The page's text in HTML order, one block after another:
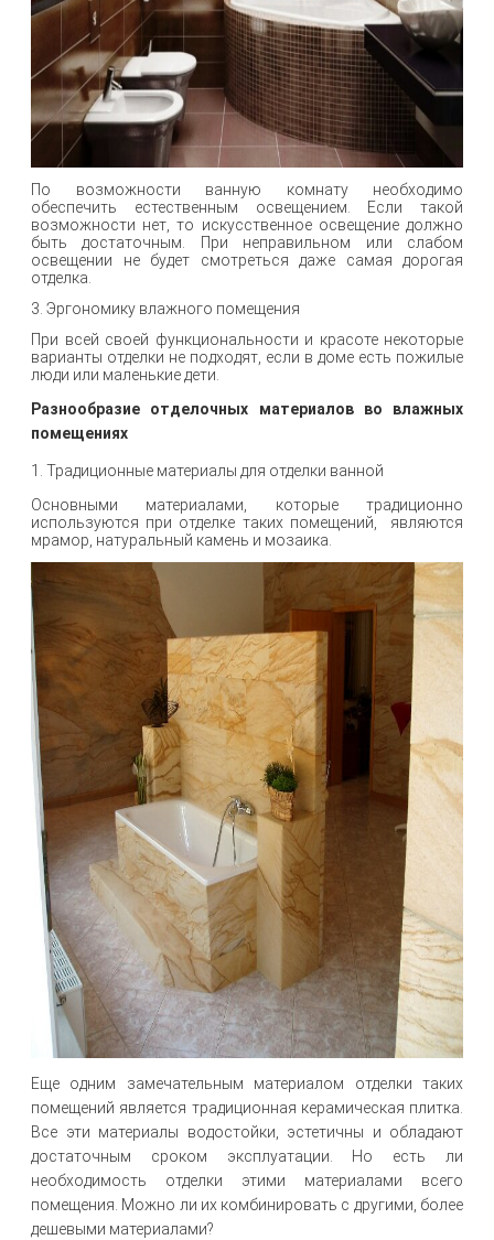
По возможности ванную комнату необходимо
обеспечить естественным освещением. Если такой
возможности нет, то искусственное освещение должно
быть достаточным. При неправильном или слабом
освещении не будет смотреться даже самая дорогая
отделка.
3. Эргономику влажного помещения
При всей своей функциональности и красоте некоторые
варианты отделки не подходят, если в доме есть пожилые
люди или маленькие дети.
Разнообразие отделочных материалов во влажных
помещениях
1. Традиционные материалы для отделки ванной
Основными материалами, которые традиционно
используются при отделке таких помещений, являются
мрамор, натуральный камень и мозаика.
Еще одним замечательным материалом отделки таких
помещений является традиционная керамическая плитка.
Все эти материалы водостойки, эстетичны и обладают
достаточным сроком эксплуатации. Но есть ли
необходимость отделки этими материалами всего
помещения. Можно ли их комбинировать с другими, более
дешевыми материалами?